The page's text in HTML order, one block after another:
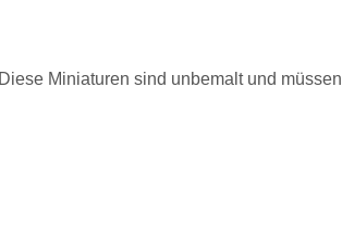
Miniaturen sind unbemalt und müssen